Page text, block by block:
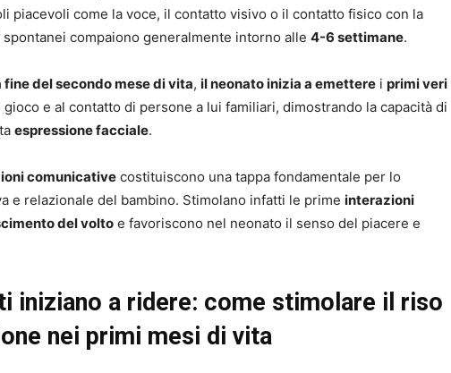
piacevoli come la voce, il contatto visivo o il contatto fisico con la
compaiono generalmente intorno alle 4-6 settimane.
fine del secondo mese di vita, il neonato inizia a emettere i primi veri
gioco e al contatto di persone a lui familiari, dimostrando la capacità di
espressione facciale.
comunicative costituiscono una tappa fondamentale per lo
e relazionale del bambino. Stimolano infatti le prime interazioni
del volto e favoriscono nel neonato il senso del piacere e
iniziano a ridere: come stimolare il riso
nei primi mesi di vita